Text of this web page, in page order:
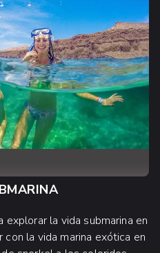
la vida submarina en
con la vida marina exótica en